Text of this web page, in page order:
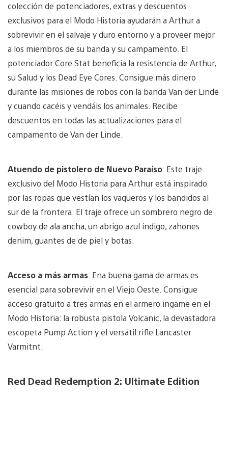
colección de potenciadores, extras y descuentos
exclusivos para el Modo Historia ayudarán a Arthur a
sobrevivir en el salvaje y duro entorno y a proveer mejor
a los miembros de su banda y su campamento. El
potenciador Core Stat beneficia la resistencia de Arthur,
su Salud y los Dead Eye Cores. Consigue más dinero
durante las misiones de robos con la banda Van der Linde
y cuando cacéis y vendáis los animales. Recibe
descuentos en todas las actualizaciones para el
campamento de Van der Linde.
Atuendo de pistolero de Nuevo Paraíso: Este traje
exclusivo del Modo Historia para Arthur está inspirado
por las ropas que vestían los vaqueros y los bandidos al
sur de la frontera. El traje ofrece un sombrero negro de
cowboy de ala ancha, un abrigo azul índigo, zahones
denim, guantes de de piel y botas.
Acceso a más armas: Ena buena gama de armas es
esencial para sobrevivir en el Viejo Oeste. Consigue
acceso gratuito a tres armas en el armero ingame en el
Modo Historia: la robusta pistola Volcanic, la devastadora
escopeta Pump Action y el versátil rifle Lancaster
Varmitnt.
Red Dead Redemption 2: Ultimate Edition